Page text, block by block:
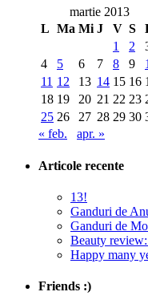
martie 2013
L Ma Mi J V S
1
2
4
5 6 7 8 9
11 12 13 14 15 16
18 19 20 21 22 23
25 26 27 28 29 30
« feb.
apr. »
Articole recente
13!
Ganduri de
Ganduri de
Beauty
Happy many
Friends :)